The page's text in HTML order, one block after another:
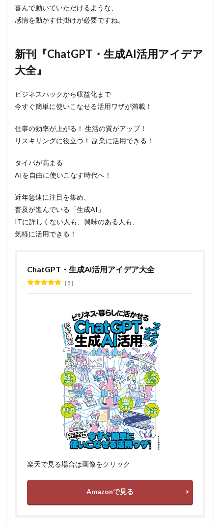
喜んで動いていただけるような、
感情を動かす仕掛けが必要ですね。
新刊『ChatGPT・生成AI活用アイデア
大全』
ビジネスハックから収益化まで
今すぐ簡単に使いこなせる活用ワザが満載！
仕事の効率が上がる！ 生活の質がアップ！
リスキリングに役立つ！ 副業に活用できる！
タイパが高まる
AIを自由に使いこなす時代へ！
近年急速に注目を集め、
普及が進んでいる「生成AI」
ITに詳しくない人も、興味のある人も、
気軽に活用できる！
ChatGPT・生成AI活用アイデア大全
5
楽天で見る場合は画像をクリック
Amazonで見る